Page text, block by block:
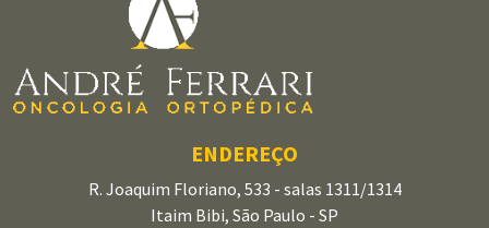
ENDEREÇO
R. Joaquim Floriano, 533 - salas 1311/1314
Itaim Bibi, São Paulo - SP